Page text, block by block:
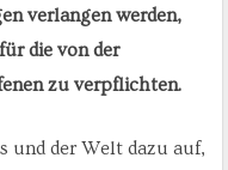
verlangen werden,
die von der
zu verpflichten.
und der Welt dazu auf,